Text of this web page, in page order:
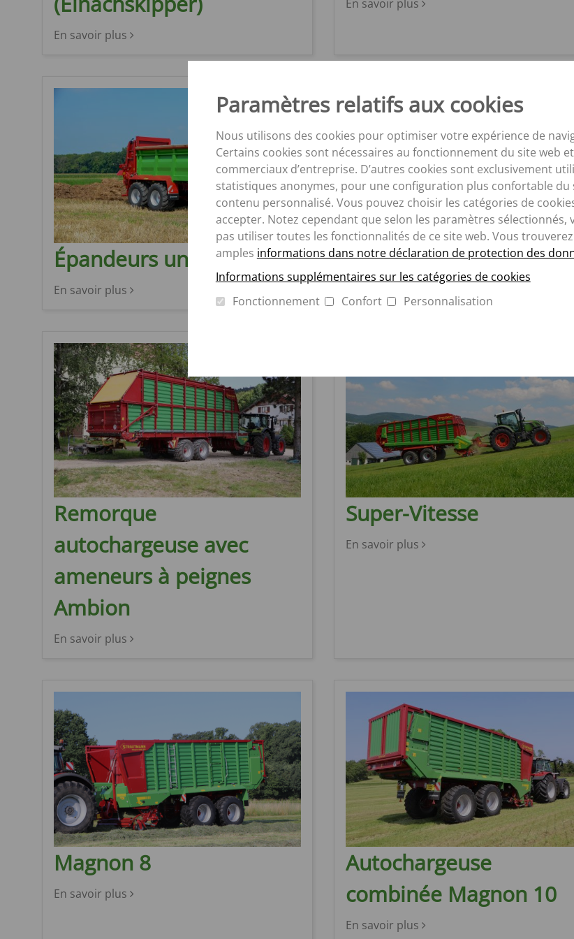
Paramètres relatifs aux cookies
Nous utilisons des cookies pour optimiser votre expérience de
Certains cookies sont nécessaires au fonctionnement du site web
commerciaux d’entreprise. D’autres cookies sont exclusivement
statistiques anonymes, pour une configuration plus confortable
contenu personnalisé. Vous pouvez choisir les catégories de
accepter. Notez cependant que selon les paramètres
pas utiliser toutes les fonctionnalités de ce site web. Vous
amples informations dans notre déclaration de protection des
Informations supplémentaires sur les catégories de cookies
Fonctionnement
Confort Personnalisation
Verti-Mix Double
En savoir plus
En savoir plus
Épandeurs universels VS
En savoir plus
Épandeurs universels
Remorque
autochargeuse avec
ameneurs à peignes
Ambion
En savoir plus
Super-Vitesse
En savoir plus
Magnon 8
En savoir plus
Autochargeuse
combinée Magnon 10
En savoir plus